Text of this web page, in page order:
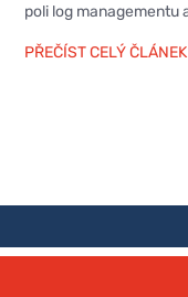
poli log managementu
PŘEČÍST CELÝ ČLÁNEK